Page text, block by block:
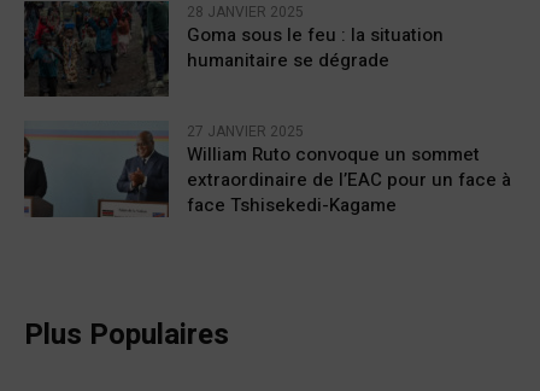
28 JANVIER 2025
Goma sous le feu : la situation
humanitaire se dégrade
27 JANVIER 2025
William Ruto convoque un sommet
extraordinaire de l’EAC pour un face à
face Tshisekedi-Kagame
Plus Populaires